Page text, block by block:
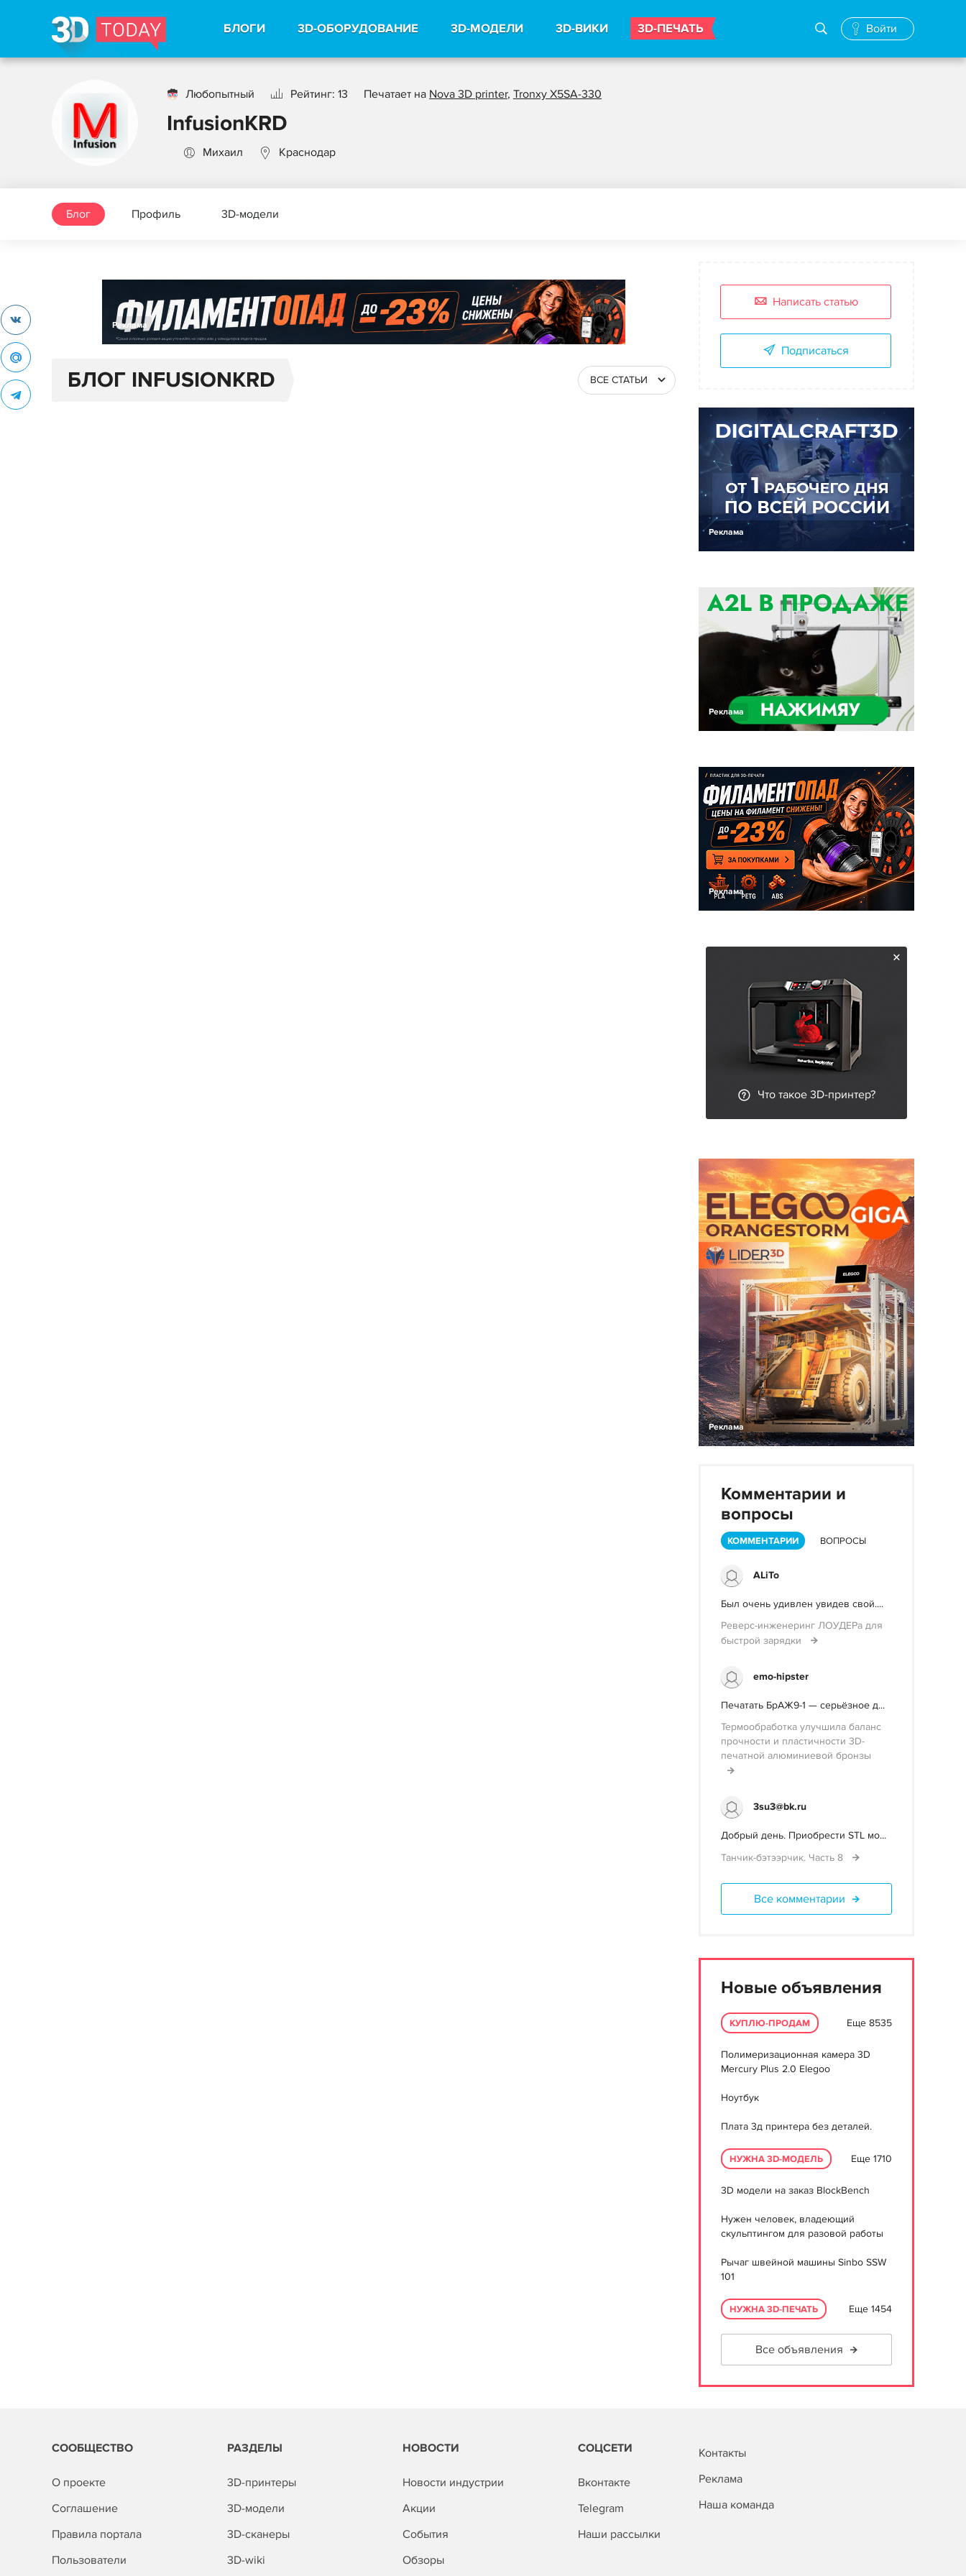
БЛОГИ 3D-ОБОРУДОВАНИЕ 3D-МОДЕЛИ 3D-ВИКИ 3D-ПЕЧАТЬ Войти
Любопытный Рейтинг: 13 Печатает на Nova 3D printer, Tronxy X5SA-330
InfusionKRD
Михаил Краснодар
Блог Профиль 3D-модели
Реклама
БЛОГ INFUSIONKRD ВСЕ СТАТЬИ
Написать статью
Подписаться
Реклама
Реклама
Реклама
Что такое 3D-принтер?
Реклама
Комментарии и
вопросы
КОММЕНТАРИИ ВОПРОСЫ
ALiTo
Был очень удивлен увидев свой....
Реверс-инженеринг ЛОУДЕРа для
быстрой зарядки
emo-hipster
Печатать БрАЖ9-1 — серьёзное д...
Термообработка улучшила баланс
прочности и пластичности 3D-
печатной алюминиевой бронзы
3su3@bk.ru
Добрый день. Приобрести STL мо...
Танчик-бэтээрчик. Часть 8
Все комментарии
Новые объявления
КУПЛЮ-ПРОДАМ Еще 8535
Полимеризационная камера 3D
Mercury Plus 2.0 Elegoo
Ноутбук
Плата 3д принтера без деталей.
НУЖНА 3D-МОДЕЛЬ Еще 1710
3D модели на заказ BlockBench
Нужен человек, владеющий
скульптингом для разовой работы
Рычаг швейной машины Sinbo SSW
101
НУЖНА 3D-ПЕЧАТЬ Еще 1454
Все объявления
СООБЩЕСТВО
О проекте
Соглашение
Правила портала
Пользователи
РАЗДЕЛЫ
3D-принтеры
3D-модели
3D-сканеры
3D-wiki
НОВОСТИ
Новости индустрии
Акции
События
Обзоры
СОЦСЕТИ
Вконтакте
Telegram
Наши рассылки
Контакты
Реклама
Наша команда